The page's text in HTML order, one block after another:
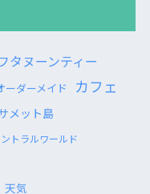
タヌーンティー
ーダーメイド カフェ
メット島
トラルワールド
天気